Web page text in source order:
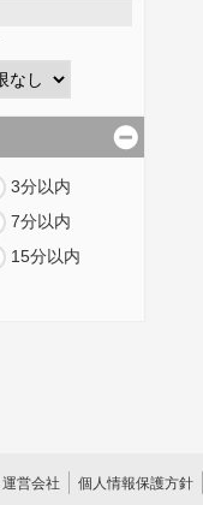
3分以内
7分以内
15分以内
運営会社 個人情報保護方針